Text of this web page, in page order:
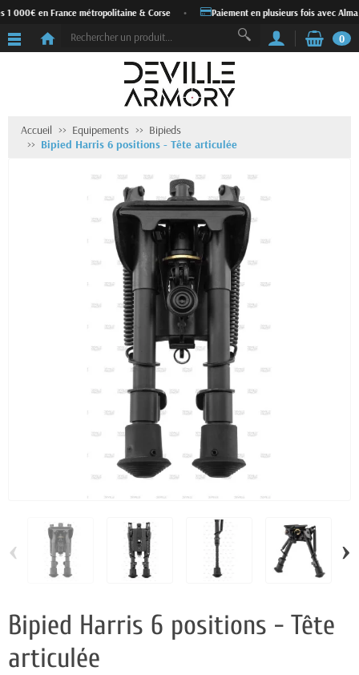
000€ en France métropolitaine & Corse Paiement en plusieurs fois avec Alma
0
Accueil Equipements
Bipieds
Bipied Harris 6 positions - Tête articulée
‹ ›
Bipied Harris 6 positions - Tête
articulée